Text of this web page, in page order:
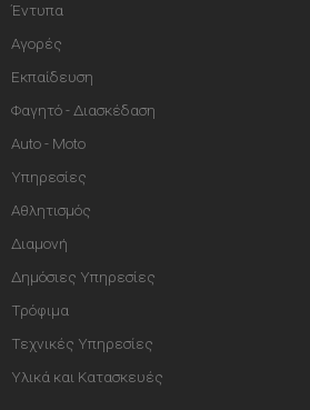
Έντυπα
Αγορές
Εκπαίδευση
Φαγητό - Διασκέδαση
Auto - Moto
Υπηρεσίες
Αθλητισμός
Διαμονή
Δημόσιες Υπηρεσίες
Τρόφιμα
Τεχνικές Υπηρεσίες
Υλικά και Κατασκευές